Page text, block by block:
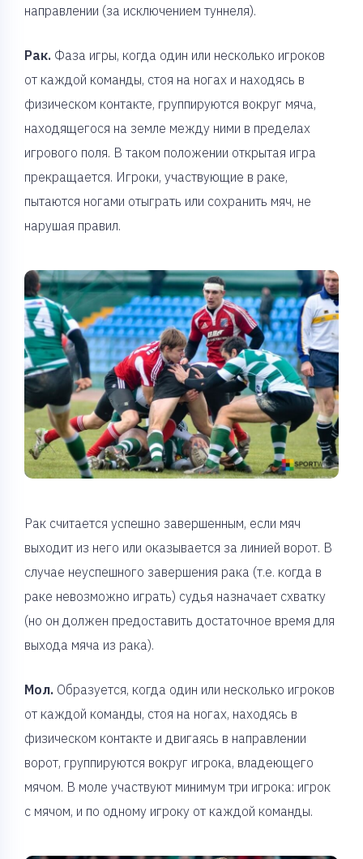
направлении (за исключением туннеля).
Рак. Фаза игры, когда один или несколько игроков
от каждой команды, стоя на ногах и находясь в
физическом контакте, группируются вокруг мяча,
находящегося на земле между ними в пределах
игрового поля. В таком положении открытая игра
прекращается. Игроки, участвующие в раке,
пытаются ногами отыграть или сохранить мяч, не
нарушая правил.
Рак считается успешно завершенным, если мяч
выходит из него или оказывается за линией ворот. В
случае неуспешного завершения рака (т.е. когда в
раке невозможно играть) судья назначает схватку
(но он должен предоставить достаточное время для
выхода мяча из рака).
Мол. Образуется, когда один или несколько игроков
от каждой команды, стоя на ногах, находясь в
физическом контакте и двигаясь в направлении
ворот, группируются вокруг игрока, владеющего
мячом. В моле участвуют минимум три игрока: игрок
с мячом, и по одному игроку от каждой команды.